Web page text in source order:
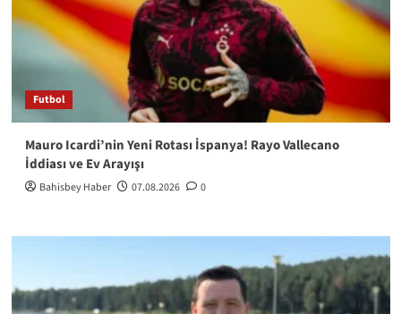
Futbol
Mauro Icardi’nin Yeni Rotası İspanya! Rayo Vallecano
İddiası ve Ev Arayışı
Bahisbey Haber 07.08.2026 0